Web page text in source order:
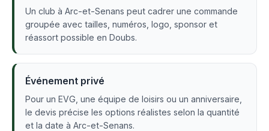
Un club à Arc-et-Senans peut cadrer une commande
groupée avec tailles, numéros, logo, sponsor et
réassort possible en Doubs.
Événement privé
Pour un EVG, une équipe de loisirs ou un anniversaire,
le devis précise les options réalistes selon la quantité
et la date à Arc-et-Senans.